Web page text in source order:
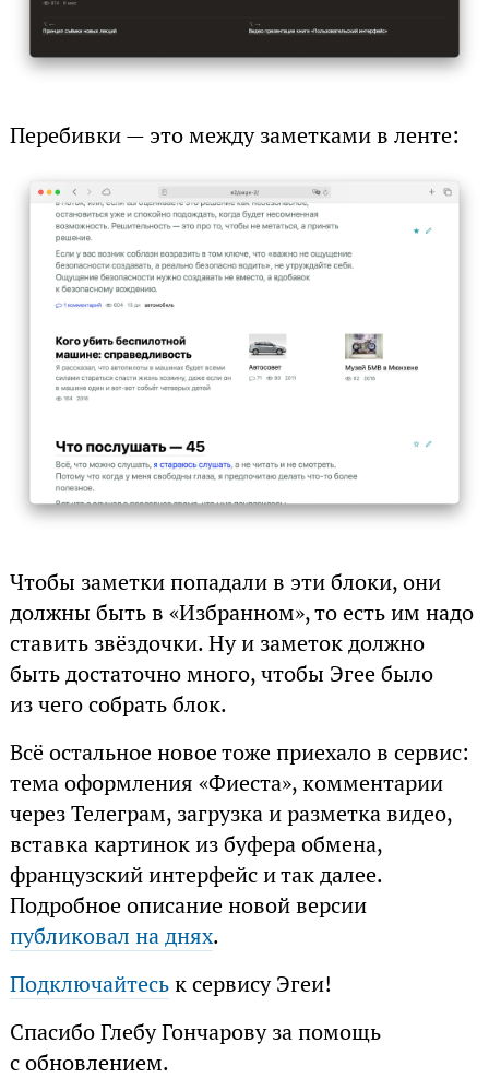
Перебивки — это между заметками в ленте:
Чтобы заметки попадали в эти блоки, они
должны быть в «Избранном», то есть им надо
ставить звёздочки. Ну и заметок должно
быть достаточно много, чтобы Эгее было
из чего собрать блок.
Всё остальное новое тоже приехало в сервис:
тема оформления «Фиеста», комментарии
через Телеграм, загрузка и разметка видео,
вставка картинок из буфера обмена,
французский интерфейс и так далее.
Подробное описание новой версии
публиковал на днях.
Подключайтеськ сервису Эгеи!
Спасибо Глебу Гончарову за помощь
с обновлением.